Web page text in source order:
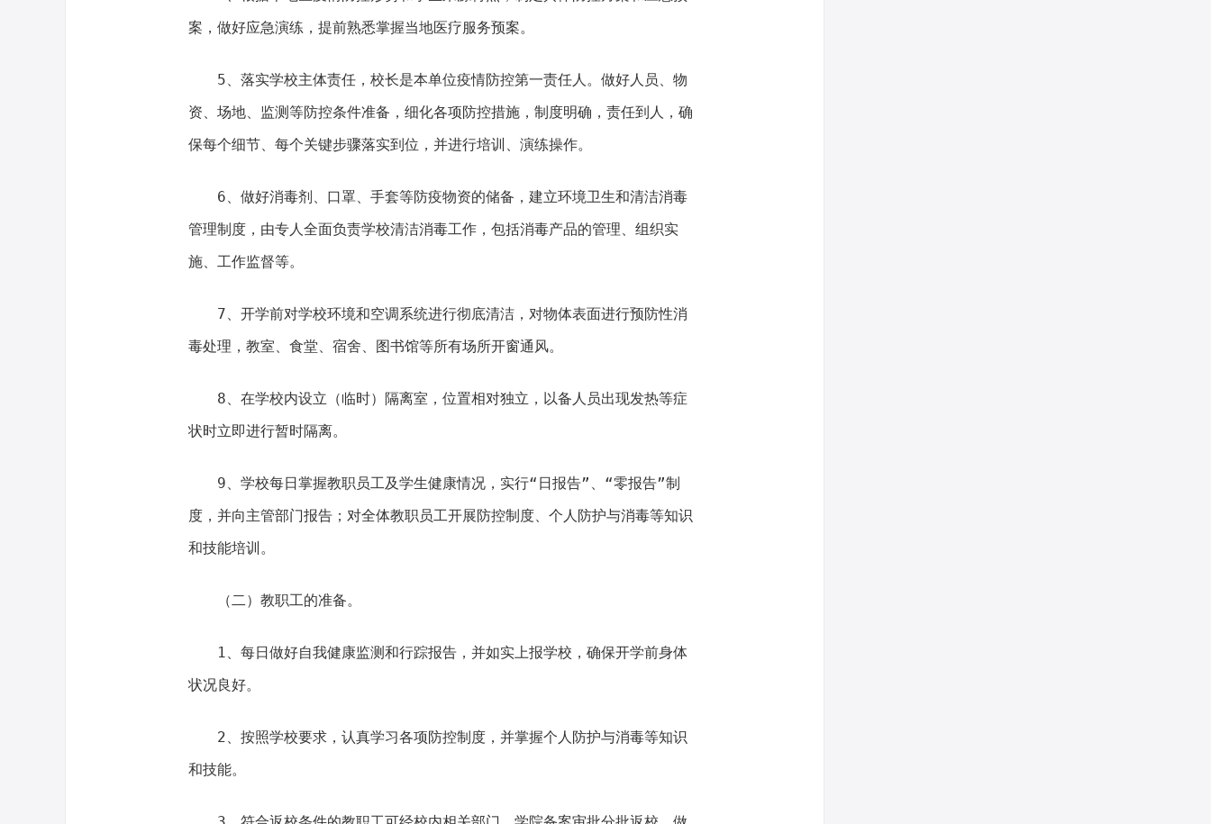
案，做好应急演练，提前熟悉掌握当地医疗服务预案。
5、落实学校主体责任，校长是本单位疫情防控第一责任人。做好人员、物
资、场地、监测等防控条件准备，细化各项防控措施，制度明确，责任到人，确
保每个细节、每个关键步骤落实到位，并进行培训、演练操作。
6、做好消毒剂、口罩、手套等防疫物资的储备，建立环境卫生和清洁消毒
管理制度，由专人全面负责学校清洁消毒工作，包括消毒产品的管理、组织实
施、工作监督等。
7、开学前对学校环境和空调系统进行彻底清洁，对物体表面进行预防性消
毒处理，教室、食堂、宿舍、图书馆等所有场所开窗通风。
8、在学校内设立（临时）隔离室，位置相对独立，以备人员出现发热等症
状时立即进行暂时隔离。
9、学校每日掌握教职员工及学生健康情况，实行“日报告”、“零报告”制
度，并向主管部门报告；对全体教职员工开展防控制度、个人防护与消毒等知识
和技能培训。
（二）教职工的准备。
1、每日做好自我健康监测和行踪报告，并如实上报学校，确保开学前身体
状况良好。
2、按照学校要求，认真学习各项防控制度，并掌握个人防护与消毒等知识
和技能。